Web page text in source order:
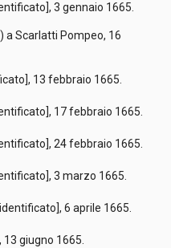
3 gennaio 1665.
a Scarlatti Pompeo, 16
13 febbraio 1665.
17 febbraio 1665.
24 febbraio 1665.
3 marzo 1665.
6 aprile 1665.
13 giugno 1665.